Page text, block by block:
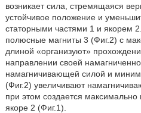
возникает сила, стремящаяся
устойчивое положение и
статорными частями 1 и якорем
полюсные магниты 3 (Фиг.2) с
длиной «организуют»
направлении своей
намагничивающей силой и
(Фиг.2) увеличивают
при этом создается
якоре 2 (Фиг.1).